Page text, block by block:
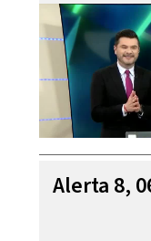
Alerta 8,